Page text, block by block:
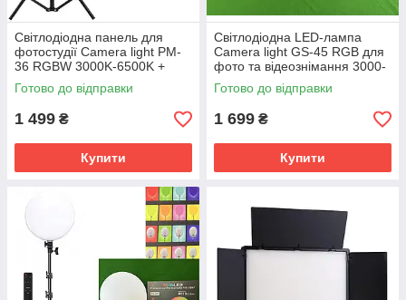
Світлодіодна панель для
фотостудії Camera light PM-
36 RGBW 3000K-6500K +
Штатив
Готово до відправки
1 499 ₴
Купити
Світлодіодна LED-лампа
Camera light GS-45 RGB для
фото та відеознімання 3000-
6500 K
Готово до відправки
1 699 ₴
Купити